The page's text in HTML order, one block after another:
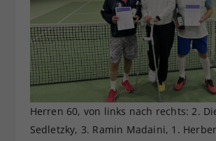
Herren 60, von links nach rechts: 2.
Sedletzky, 3. Ramin Madaini, 1.